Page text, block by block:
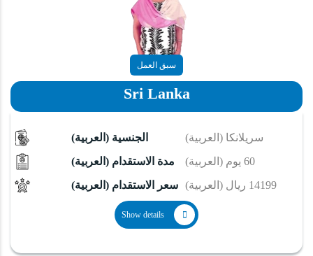
سبق العمل
Sri Lanka
(العربية) الجنسية
(العربية) سريلانكا
(العربية) مدة الاستقدام
(العربية) 60 يوم
(العربية) سعر الاستقدام
(العربية) 14199 ريال
Show details